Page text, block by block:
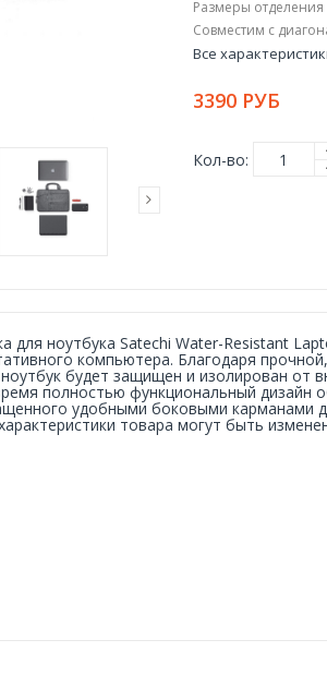
Размеры отделения
Совместим с
Все
3390 РУБ
Кол-во:
для ноутбука Satechi Water-Resistant
компьютера. Благодаря
будет защищен и изолирован от
полностью функциональный дизайн
удобными боковыми карманами
товара могут быть